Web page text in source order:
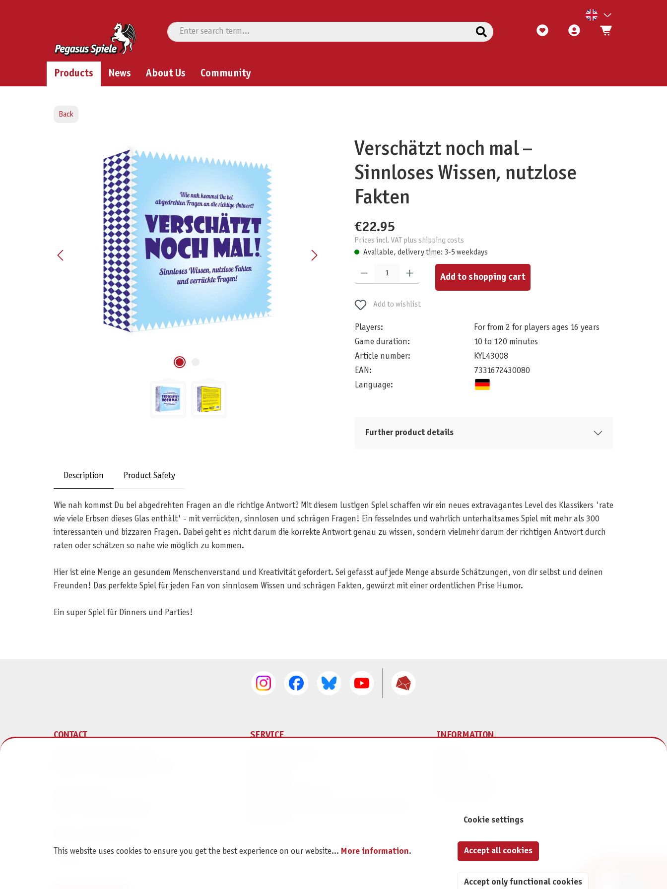
Products News About Us Community
Back
Verschätzt noch mal –
Sinnloses Wissen, nutzlose
Fakten
€22.95
Prices incl. VAT plus shipping costs
Available, delivery time: 3-5 weekdays
Product Quantity: Enter the desired amount or use the buttons to increase or decrease the quantity.
Add to shopping cart
Add to wishlist
Players:
For from 2 for players ages 16 years
Game duration:
10 to 120 minutes
Article number:
KYL43008
EAN:
7331672430080
Language:
Further product details
Description Product Safety
Wie nah kommst Du bei abgedrehten Fragen an die richtige Antwort? Mit diesem lustigen Spiel schaffen wir ein neues extravagantes Level des Klassikers 'rate
wie viele Erbsen dieses Glas enthält' - mit verrückten, sinnlosen und schrägen Fragen! Ein fesselndes und wahrlich unterhaltsames Spiel mit mehr als 300
interessanten und bizzaren Fragen. Dabei geht es nicht darum die korrekte Antwort genau zu wissen, sondern vielmehr darum der richtigen Antwort durch
raten oder schätzen so nahe wie möglich zu kommen.
Hier ist eine Menge an gesundem Menschenverstand und Kreativität gefordert. Sei gefasst auf jede Menge absurde Schätzungen, von dir selbst und deinen
Freunden! Das perfekte Spiel für jeden Fan von sinnlosem Wissen und schrägen Fakten, gewürzt mit einer ordentlichen Prise Humor.
Ein super Spiel für Dinners und Parties!
CONTACT
Contact
SERVICE INFORMATION
This website uses cookies to ensure you get the best experience on our website... More information.
Cookie settings
Accept only functional cookies
Accept all cookies